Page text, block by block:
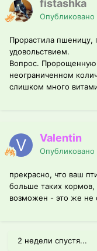
fistashka
Опубликовано
Прорастила пшеницу,
удовольствием.
Вопрос.
неограниченном
слишком много
Valentin
Опубликовано
прекрасно, что ваш
больше таких
возможен - это же не
2 недели спустя...